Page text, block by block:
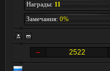
Награды: 11
Замечания: 0%
2522